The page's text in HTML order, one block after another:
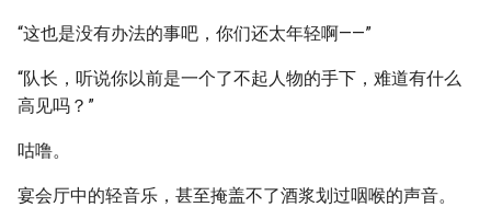
“这也是没有办法的事吧，你们还太年轻啊——”
“队长，听说你以前是一个了不起人物的手下，难道有什么
高见吗？”
咕噜。
宴会厅中的轻音乐，甚至掩盖不了酒浆划过咽喉的声音。